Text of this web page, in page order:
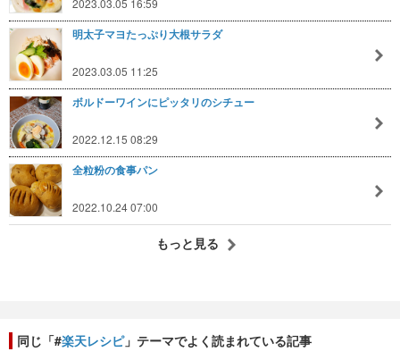
明太子マヨたっぷり大根サラダ
2023.03.05 11:25
ボルドーワインにピッタリのシチュー
2022.12.15 08:29
全粒粉の食事パン
2022.10.24 07:00
もっと見る
同じ「#楽天レシピ」テーマでよく読まれている記事